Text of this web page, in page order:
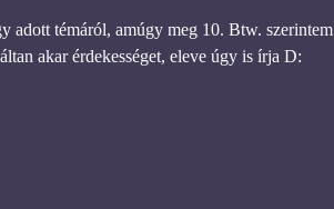
adott témáról, amúgy meg 10. Btw. szerintem
akar érdekességet, eleve úgy is írja D: